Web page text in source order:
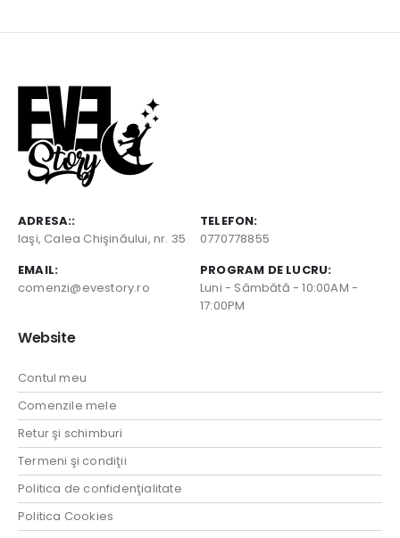
ADRESA::
Iaşi, Calea Chişinăului, nr. 35
TELEFON:
0770778855
EMAIL:
comenzi@evestory.ro
PROGRAM DE LUCRU:
Luni - Sâmbătă - 10:00AM -
17:00PM
Website
Contul meu
Comenzile mele
Retur şi schimburi
Termeni şi condiţii
Politica de confidenţialitate
Politica Cookies